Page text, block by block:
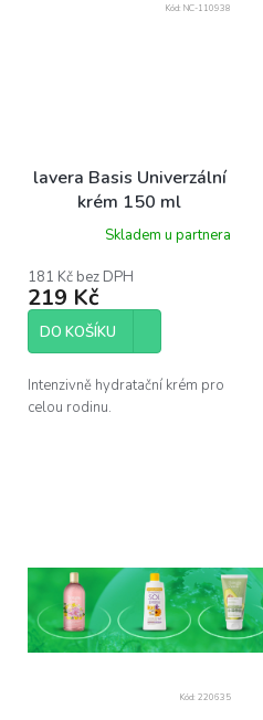
lavera Basis Univerzální
krém 150 ml
Skladem u partnera
181 Kč bez DPH
219 Kč
DO KOŠÍKU
Intenzivně hydratační krém pro
celou rodinu.
Kód: NC-110938
Kód: 220635